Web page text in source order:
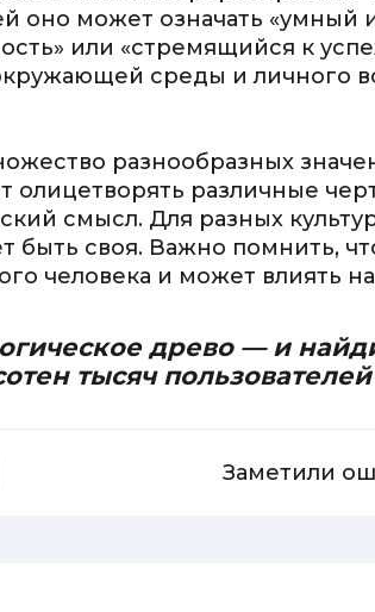
оно может означать «умный
или «стремящийся к
среды и личного
разнообразных
различные
смысл. Для разных
быть своя. Важно помнить,
человека и может влиять на
древо — и
тысяч пользователей
Заметили